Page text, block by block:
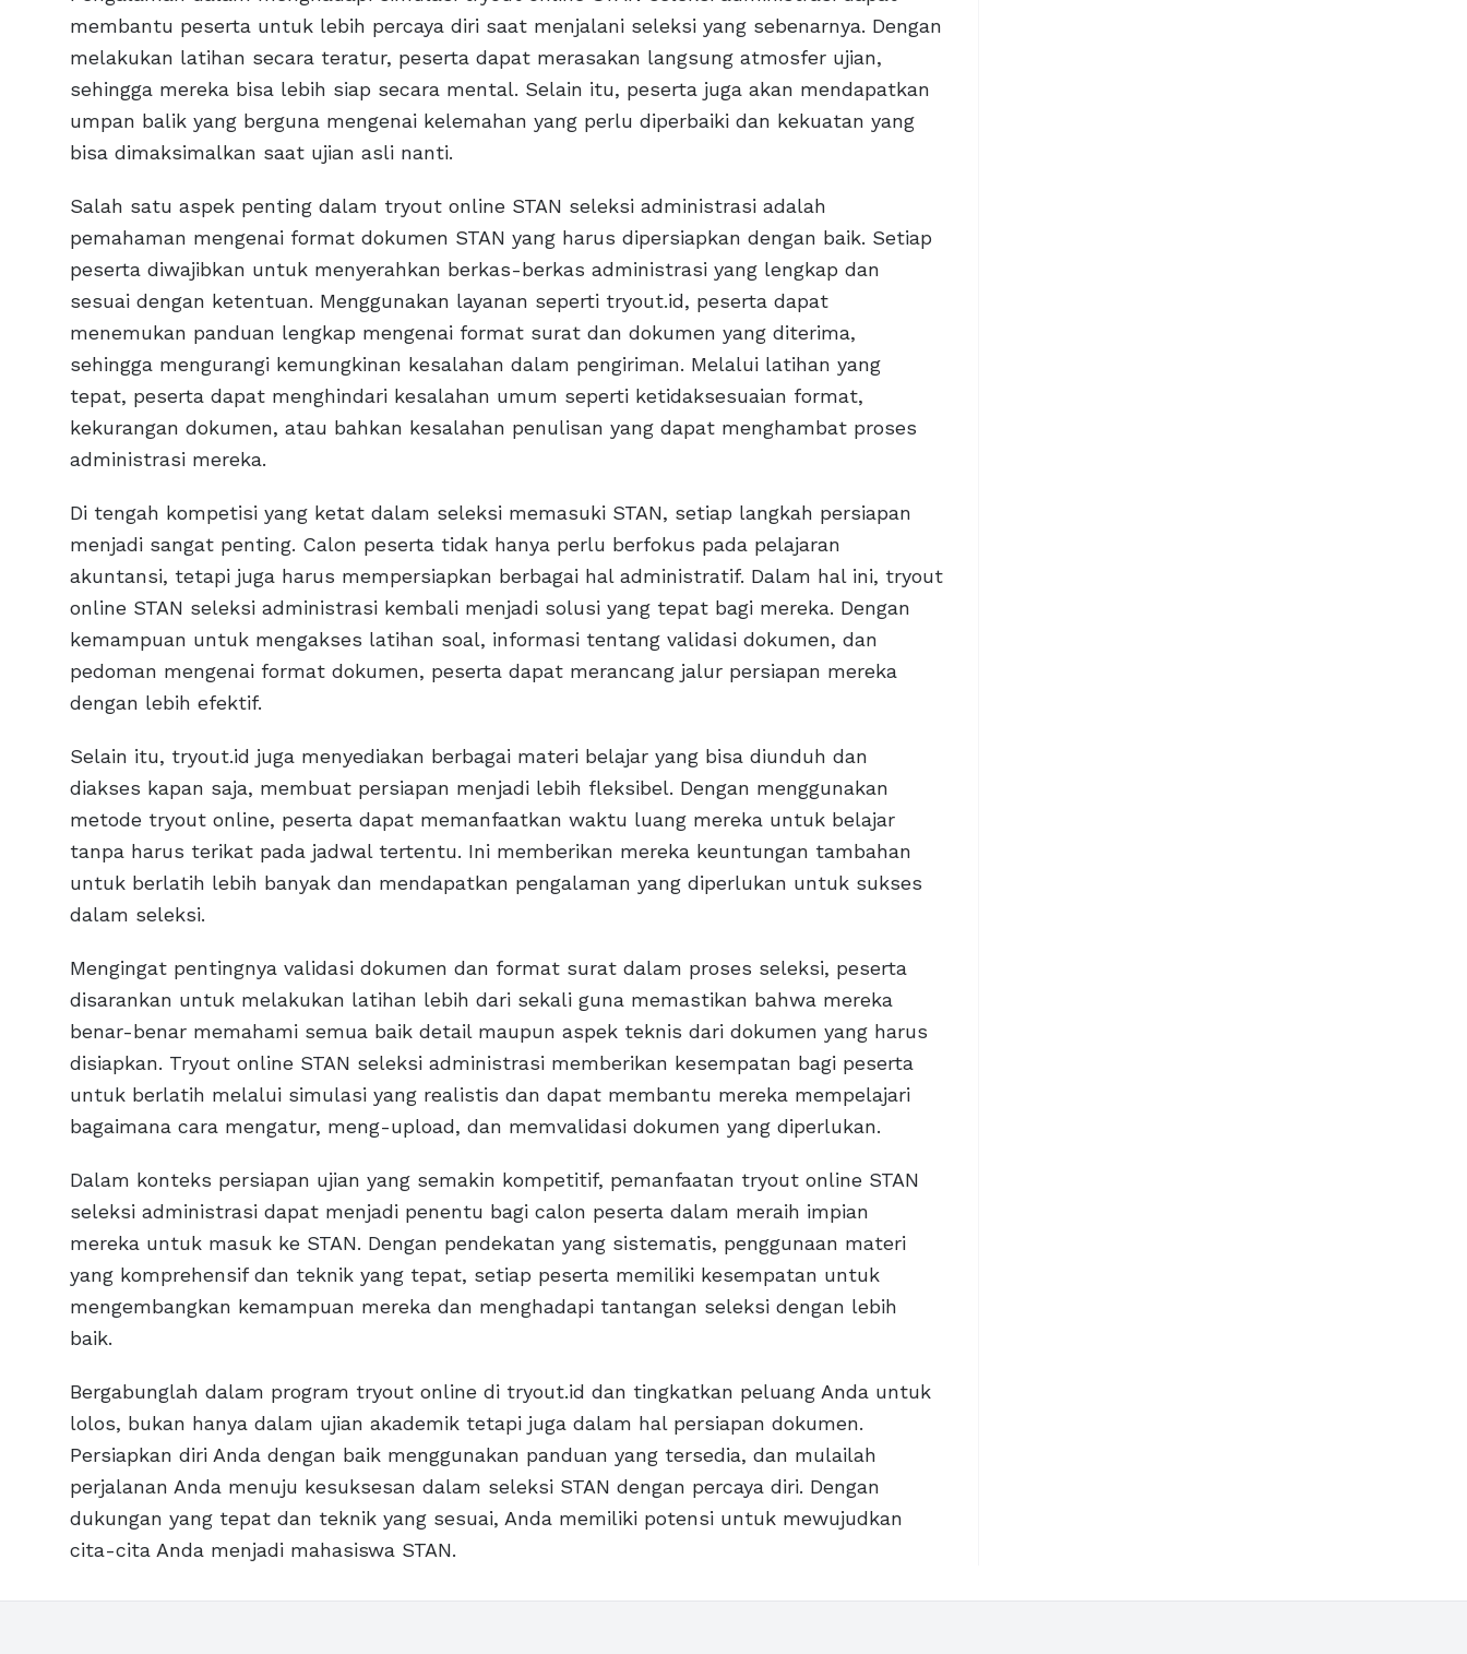
membantu peserta untuk lebih percaya diri saat menjalani seleksi yang sebenarnya. Dengan
melakukan latihan secara teratur, peserta dapat merasakan langsung atmosfer ujian,
sehingga mereka bisa lebih siap secara mental. Selain itu, peserta juga akan mendapatkan
umpan balik yang berguna mengenai kelemahan yang perlu diperbaiki dan kekuatan yang
bisa dimaksimalkan saat ujian asli nanti.
Salah satu aspek penting dalam tryout online STAN seleksi administrasi adalah
pemahaman mengenai format dokumen STAN yang harus dipersiapkan dengan baik. Setiap
peserta diwajibkan untuk menyerahkan berkas-berkas administrasi yang lengkap dan
sesuai dengan ketentuan. Menggunakan layanan seperti tryout.id, peserta dapat
menemukan panduan lengkap mengenai format surat dan dokumen yang diterima,
sehingga mengurangi kemungkinan kesalahan dalam pengiriman. Melalui latihan yang
tepat, peserta dapat menghindari kesalahan umum seperti ketidaksesuaian format,
kekurangan dokumen, atau bahkan kesalahan penulisan yang dapat menghambat proses
administrasi mereka.
Di tengah kompetisi yang ketat dalam seleksi memasuki STAN, setiap langkah persiapan
menjadi sangat penting. Calon peserta tidak hanya perlu berfokus pada pelajaran
akuntansi, tetapi juga harus mempersiapkan berbagai hal administratif. Dalam hal ini, tryout
online STAN seleksi administrasi kembali menjadi solusi yang tepat bagi mereka. Dengan
kemampuan untuk mengakses latihan soal, informasi tentang validasi dokumen, dan
pedoman mengenai format dokumen, peserta dapat merancang jalur persiapan mereka
dengan lebih efektif.
Selain itu, tryout.id juga menyediakan berbagai materi belajar yang bisa diunduh dan
diakses kapan saja, membuat persiapan menjadi lebih fleksibel. Dengan menggunakan
metode tryout online, peserta dapat memanfaatkan waktu luang mereka untuk belajar
tanpa harus terikat pada jadwal tertentu. Ini memberikan mereka keuntungan tambahan
untuk berlatih lebih banyak dan mendapatkan pengalaman yang diperlukan untuk sukses
dalam seleksi.
Mengingat pentingnya validasi dokumen dan format surat dalam proses seleksi, peserta
disarankan untuk melakukan latihan lebih dari sekali guna memastikan bahwa mereka
benar-benar memahami semua baik detail maupun aspek teknis dari dokumen yang harus
disiapkan. Tryout online STAN seleksi administrasi memberikan kesempatan bagi peserta
untuk berlatih melalui simulasi yang realistis dan dapat membantu mereka mempelajari
bagaimana cara mengatur, meng-upload, dan memvalidasi dokumen yang diperlukan.
Dalam konteks persiapan ujian yang semakin kompetitif, pemanfaatan tryout online STAN
seleksi administrasi dapat menjadi penentu bagi calon peserta dalam meraih impian
mereka untuk masuk ke STAN. Dengan pendekatan yang sistematis, penggunaan materi
yang komprehensif dan teknik yang tepat, setiap peserta memiliki kesempatan untuk
mengembangkan kemampuan mereka dan menghadapi tantangan seleksi dengan lebih
baik.
Bergabunglah dalam program tryout online di tryout.id dan tingkatkan peluang Anda untuk
lolos, bukan hanya dalam ujian akademik tetapi juga dalam hal persiapan dokumen.
Persiapkan diri Anda dengan baik menggunakan panduan yang tersedia, dan mulailah
perjalanan Anda menuju kesuksesan dalam seleksi STAN dengan percaya diri. Dengan
dukungan yang tepat dan teknik yang sesuai, Anda memiliki potensi untuk mewujudkan
cita-cita Anda menjadi mahasiswa STAN.